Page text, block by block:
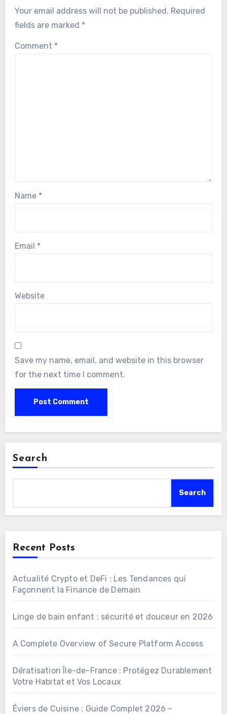
Your email address will not be published. Required
fields are marked *
Comment *
Name *
Email *
Website
Save my name, email, and website in this browser
for the next time I comment.
Search
Search
Recent Posts
Actualité Crypto et DeFi : Les Tendances qui
Façonnent la Finance de Demain
Linge de bain enfant : sécurité et douceur en 2026
A Complete Overview of Secure Platform Access
Dératisation Île-de-France : Protégez Durablement
Votre Habitat et Vos Locaux
Éviers de Cuisine : Guide Complet 2026 –